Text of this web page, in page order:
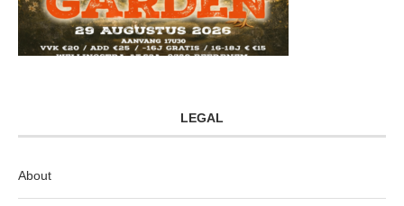
LEGAL
About